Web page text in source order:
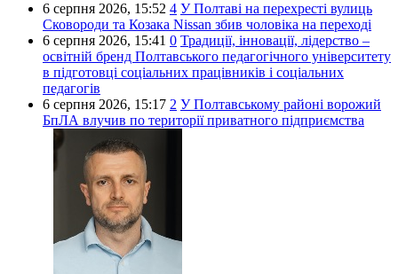
6 серпня 2026, 15:52 4 У Полтаві на перехресті вулиць
Сковороди та Козака Nissan збив чоловіка на переході
6 серпня 2026, 15:41 0 Традиції, інновації, лідерство –
освітній бренд Полтавського педагогічного університету
в підготовці соціальних працівників і соціальних
педагогів
6 серпня 2026, 15:17 2 У Полтавському районі ворожий
БпЛА влучив по території приватного підприємства